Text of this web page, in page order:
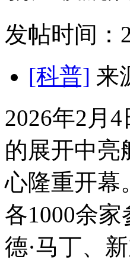
发帖时间：
[科普] 来
2026年2月
的展开中亮
心隆重开幕
各1000余
德·马丁、